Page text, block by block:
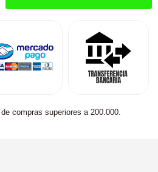
compras superiores a 200.000.